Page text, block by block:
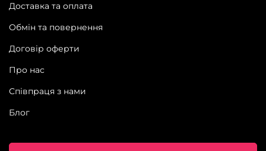
Доставка та оплата
Обмін та повернення
Договір оферти
Про нас
Співпраця з нами
Блог